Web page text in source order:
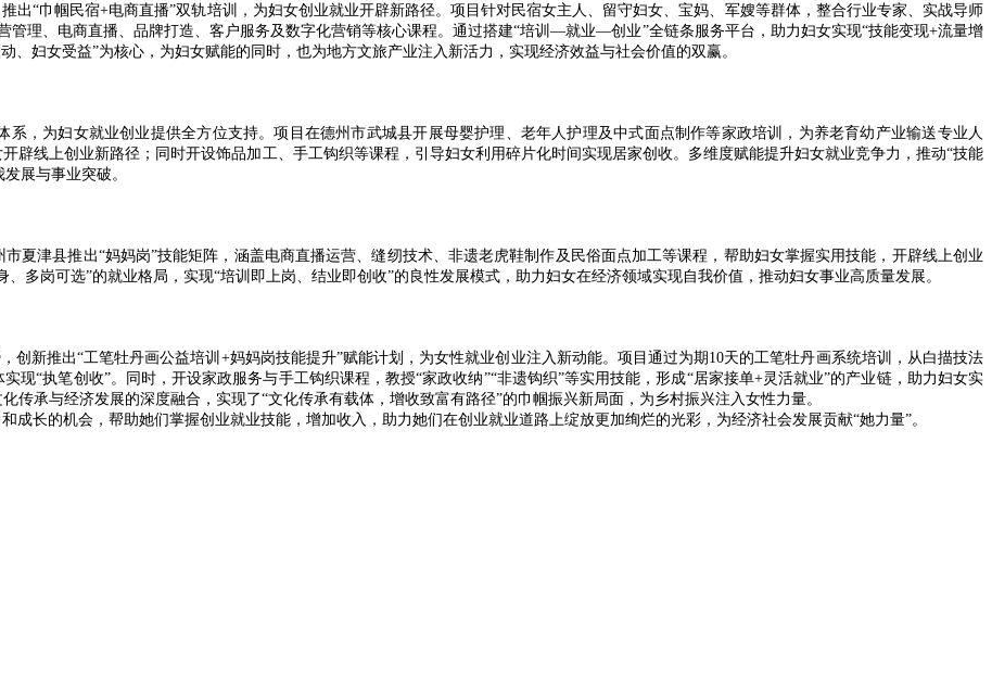
“巾帼民宿+电商直播”双轨培训，为妇女创业就业开辟新路径。项目针对民宿女主人、留守妇女、宝妈、军嫂等群体，整合行业专家、实战导师
管理、电商直播、品牌打造、客户服务及数字化营销等核心课程。通过搭建“培训—就业—创业”全链条服务平台，助力妇女实现“技能变现+流量增
、妇女受益”为核心，为妇女赋能的同时，也为地方文旅产业注入新活力，实现经济效益与社会价值的双赢。
，为妇女就业创业提供全方位支持。项目在德州市武城县开展母婴护理、老年人护理及中式面点制作等家政培训，为养老育幼产业输送专业人
辟线上创业新路径；同时开设饰品加工、手工钩织等课程，引导妇女利用碎片化时间实现居家创收。多维度赋能提升妇女就业竞争力，推动“技能
展与事业突破。
夏津县推出“妈妈岗”技能矩阵，涵盖电商直播运营、缝纫技术、非遗老虎鞋制作及民俗面点加工等课程，帮助妇女掌握实用技能，开辟线上创业
多岗可选”的就业格局，实现“培训即上岗、结业即创收”的良性发展模式，助力妇女在经济领域实现自我价值，推动妇女事业高质量发展。
新推出“工笔牡丹画公益培训+妈妈岗技能提升”赋能计划，为女性就业创业注入新动能。项目通过为期10天的工笔牡丹画系统培训，从白描技法
现“执笔创收”。同时，开设家政服务与手工钩织课程，教授“家政收纳”“非遗钩织”等实用技能，形成“居家接单+灵活就业”的产业链，助力妇女实
传承与经济发展的深度融合，实现了“文化传承有载体，增收致富有路径”的巾帼振兴新局面，为乡村振兴注入女性力量。
长的机会，帮助她们掌握创业就业技能，增加收入，助力她们在创业就业道路上绽放更加绚烂的光彩，为经济社会发展贡献“她力量”。